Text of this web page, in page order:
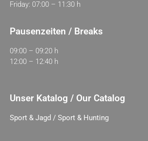
Friday: 07:00 – 11:30 h
Pausenzeiten / Breaks
09:00 – 09:20 h
12:00 – 12:40 h
Unser Katalog / Our Catalog
Sport & Jagd / Sport & Hunting